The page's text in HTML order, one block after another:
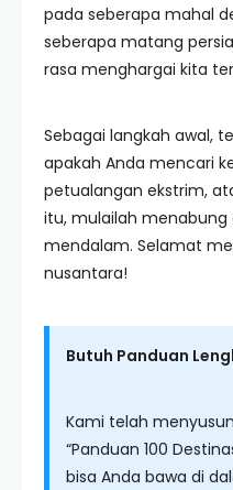
pada seberapa mahal
seberapa matang
rasa menghargai kita
Sebagai langkah awal,
apakah Anda mencari
petualangan ekstrim,
itu, mulailah menabung
mendalam. Selamat
nusantara!
Butuh Panduan
Kami telah
“Panduan 100
bisa Anda bawa di